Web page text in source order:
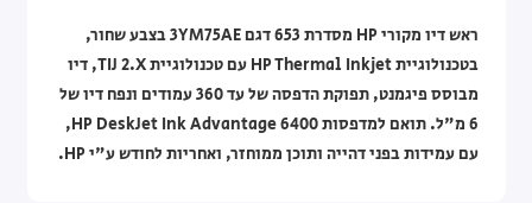
ראש דיו מקורי HP מסדרת 653 דגם 3YM75AE בצבע שחור,
בטכנולוגיית HP Thermal Inkjet עם טכנולוגיית TIJ 2.X, דיו
מבוסס פיגמנט, תפוקת הדפסה של עד 360 עמודים ונפח דיו של
6 מ"ל. תואם למדפסות HP DeskJet Ink Advantage 6400,
עם עמידות בפני דהייה ותוכן ממוחזר, ואחריות לחודש ע"י HP.